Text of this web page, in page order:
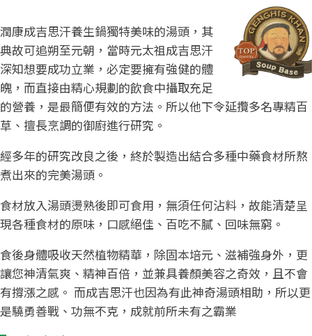
潤康成吉思汗養生鍋獨特美味的湯頭，其
典故可追朔至元朝，當時元太祖成吉思汗
深知想要成功立業，必定要擁有強健的體
魄，而直接由精心規劃的飲食中攝取充足
的營養，是最簡便有效的方法。所以他下令延攬多名專精百
草、擅長烹調的御廚進行研究。
經多年的研究改良之後，終於製造出結合多種中藥食材所熬
煮出來的完美湯頭。
食材放入湯頭燙熟後即可食用，無須任何沾料，故能清楚呈
現各種食材的原味，口感絕佳、百吃不膩、回味無窮。
食後身體吸收天然植物精華，除固本培元、滋補強身外，更
讓您神清氣爽、精神百倍，並兼具養顏美容之奇效，且不會
有撐漲之感。 而成吉思汗也因為有此神奇湯頭相助，所以更
是驍勇善戰、功無不克，成就前所未有之霸業